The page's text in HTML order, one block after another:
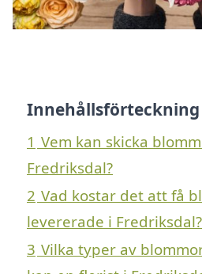
Innehållsförteckning
1 Vem kan skicka
Fredriksdal?
2 Vad kostar det att få
levererade i Fredriksdal?
3 Vilka typer av